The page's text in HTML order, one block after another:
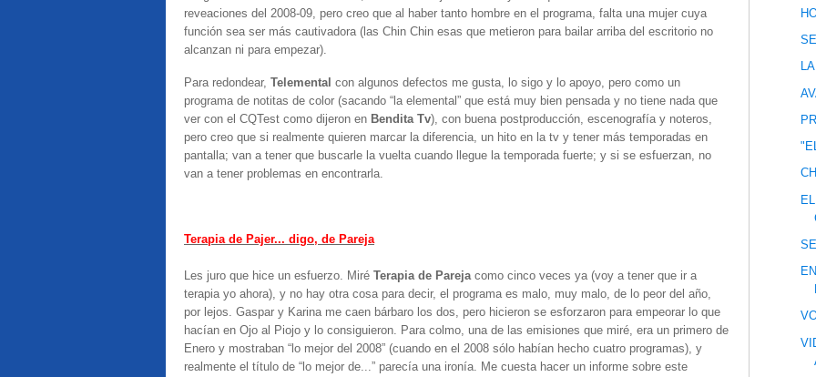
reveaciones del 2008-09, pero creo que al haber tanto hombre en el programa, falta una mujer cuya
función sea ser más cautivadora (las Chin Chin esas que metieron para bailar arriba del escritorio no
alcanzan ni para empezar).
Para redondear, Telemental con algunos defectos me gusta, lo sigo y lo apoyo, pero como un
programa de notitas de color (sacando “la elemental” que está muy bien pensada y no tiene nada que
ver con el CQTest como dijeron en Bendita Tv), con buena postproducción, escenografía y noteros,
pero creo que si realmente quieren marcar la diferencia, un hito en la tv y tener más temporadas en
pantalla; van a tener que buscarle la vuelta cuando llegue la temporada fuerte; y si se esfuerzan, no
van a tener problemas en encontrarla.
Terapia de Pajer... digo, de Pareja
Les juro que hice un esfuerzo. Miré Terapia de Parejacomo cinco veces ya (voy a tener que ir a
terapia yo ahora), y no hay otra cosa para decir, el programa es malo, muy malo, de lo peor del año,
por lejos. Gaspar y Karina me caen bárbaro los dos, pero hicieron se esforzaron para empeorar lo que
hacían en Ojo al Piojo y lo consiguieron. Para colmo, una de las emisiones que miré, era un primero de
Enero y mostraban “lo mejor del 2008” (cuando en el 2008 sólo habían hecho cuatro programas), y
realmente el título de “lo mejor de...” parecía una ironía. Me cuesta hacer un informe sobre este